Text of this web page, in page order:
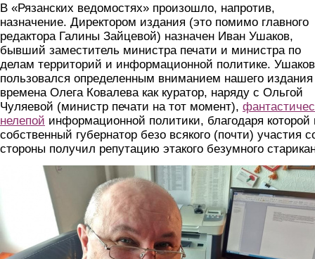
В «Рязанских ведомостях» произошло, напротив,
назначение. Директором издания (это помимо главного
редактора Галины Зайцевой) назначен Иван Ушаков,
бывший заместитель министра печати и министра по
делам территорий и информационной политике. Ушаков
пользовался определенным вниманием нашего издания
времена Олега Ковалева как куратор, наряду с Ольгой
Чуляевой (министр печати на тот момент),
нелепой информационной политики, благодаря которой
собственный губернатор безо всякого (почти) участия
стороны получил репутацию этакого безумного
ushakov.png